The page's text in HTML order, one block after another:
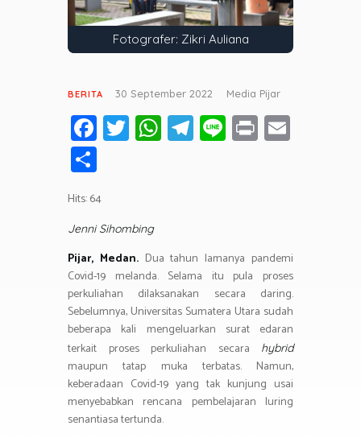
Fotografer: Zikri Auliana
BERITA 30 September 2022 Media Pijar
Fa
ce
o
ok
T
wi
W
h
p
p
T
el
m
Li
n
Pr
in
h
ar
e
Hits: 64
Jenni Sihombing
Pijar, Medan.Dua tahun lamanya pandemi
Covid-19 melanda. Selama itu pula proses
perkuliahan dilaksanakan secara daring.
Sebelumnya, Universitas Sumatera Utara sudah
beberapa kali mengeluarkan surat edaran
terkait proses perkuliahan secara
hybrid
maupun tatap muka terbatas. Namun,
keberadaan Covid-19 yang tak kunjung usai
menyebabkan rencana pembelajaran luring
senantiasa tertunda.